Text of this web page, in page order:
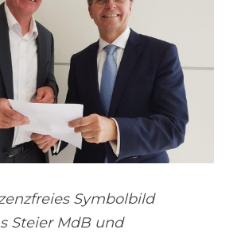
Symbolbild
Steier MdB und